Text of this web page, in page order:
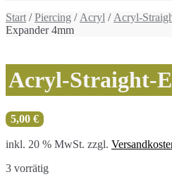
Start /Piercing / Acryl / Acryl-
Expander 4mm
Acryl-Straight-
5,00 €
inkl. 20 % MwSt. zzgl.
3 vorrätig